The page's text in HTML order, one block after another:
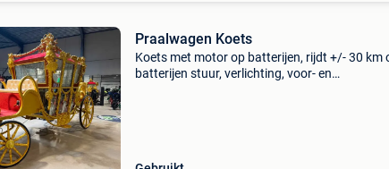
Praalwagen Koets
Koets met motor op batterijen, rijdt +/- 30 km
batterijen stuur, verlichting, voor- en